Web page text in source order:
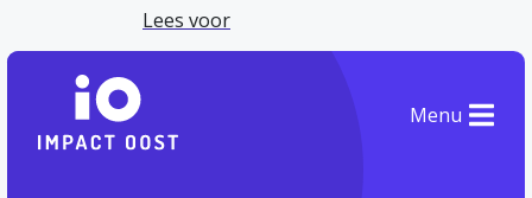
Lees voor
Menu